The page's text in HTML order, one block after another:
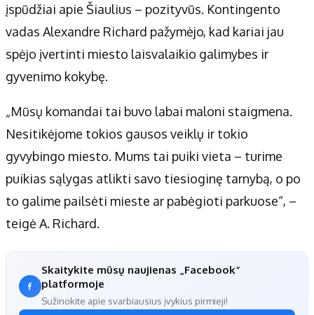
įspūdžiai apie Šiaulius – pozityvūs. Kontingento
vadas Alexandre Richard pažymėjo, kad kariai jau
spėjo įvertinti miesto laisvalaikio galimybes ir
gyvenimo kokybę.
„Mūsų komandai tai buvo labai maloni staigmena.
Nesitikėjome tokios gausos veiklų ir tokio
gyvybingo miesto. Mums tai puiki vieta – turime
puikias sąlygas atlikti savo tiesioginę tarnybą, o po
to galime pailsėti mieste ar pabėgioti parkuose“, –
teigė A. Richard.
Skaitykite mūsų naujienas „Facebook“
platformoje
Sužinokite apie svarbiausius įvykius pirmieji!